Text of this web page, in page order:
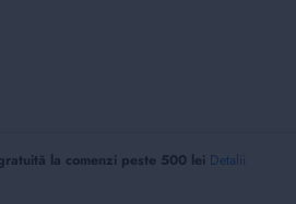
la comenzi peste 500 lei Detalii